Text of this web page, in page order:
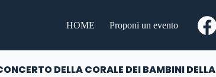
HOME Proponi un evento
DELLA CORALE DEI BAMBINI DELLA